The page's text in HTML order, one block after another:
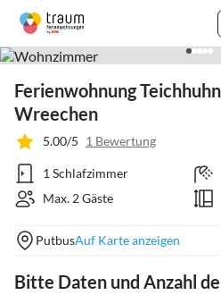
Ferienwohnung
Wreechen
5.00/5 1 Bewertung
1 Schlafzimmer
Max. 2 Gäste
PutbusAuf Karte anzeigen
Bitte Daten und Anzahl